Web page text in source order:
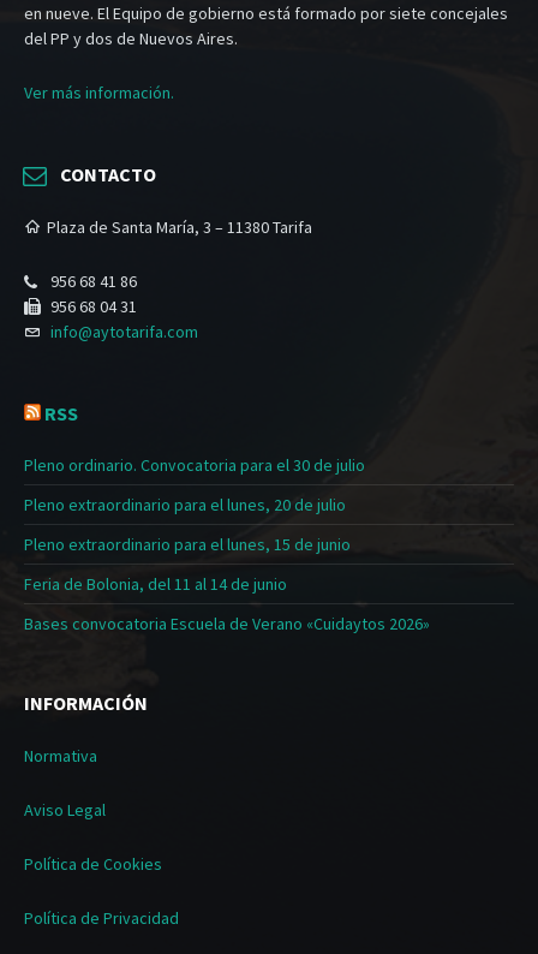
en nueve. El Equipo de gobierno está formado por siete concejales
del PP y dos de Nuevos Aires.
Ver más información.
CONTACTO
Plaza de Santa María, 3 – 11380 Tarifa
956 68 41 86
956 68 04 31
info@aytotarifa.com
RSS
Pleno ordinario. Convocatoria para el 30 de julio
Pleno extraordinario para el lunes, 20 de julio
Pleno extraordinario para el lunes, 15 de junio
Feria de Bolonia, del 11 al 14 de junio
Bases convocatoria Escuela de Verano «Cuidaytos 2026»
INFORMACIÓN
Normativa
Aviso Legal
Política de Cookies
Política de Privacidad